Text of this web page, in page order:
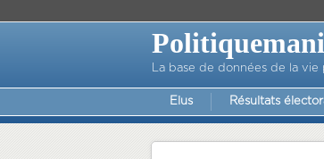
La base de données de la vie
Elus Résultats